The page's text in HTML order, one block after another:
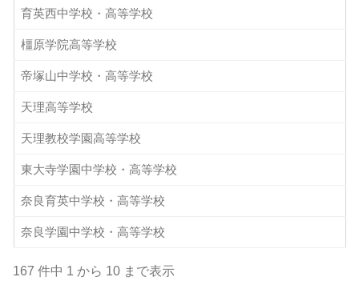
育英西中学校・高等学校
橿原学院高等学校
帝塚山中学校・高等学校
天理高等学校
天理教校学園高等学校
東大寺学園中学校・高等学校
奈良育英中学校・高等学校
奈良学園中学校・高等学校
167 件中 1 から 10 まで表示